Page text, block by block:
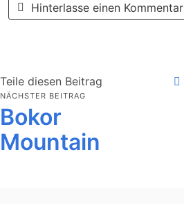
Hinterlasse einen Kommentar
Teile diesen Beitrag
NÄCHSTER BEITRAG
Bokor
Mountain